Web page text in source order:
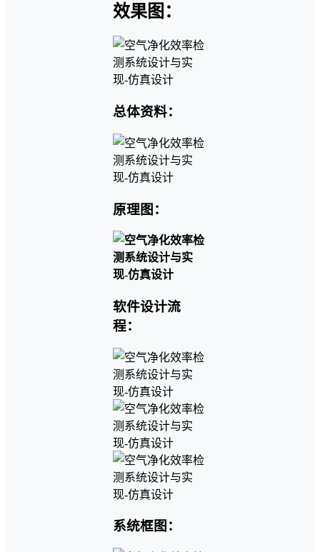
效果图：
总体资料：
原理图：
软件设计流
程：
系统框图：